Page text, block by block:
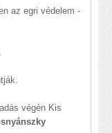
az egri védelem -
végén Kis